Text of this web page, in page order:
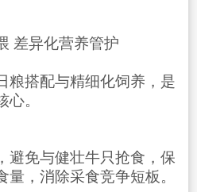
差异化营养管护
粮搭配与精细化饲养，是
。
避免与健壮牛只抢食，保
量，消除采食竞争短板。